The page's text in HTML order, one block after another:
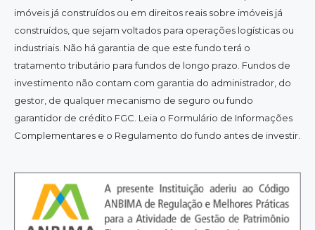
imóveis já construídos ou em direitos reais sobre imóveis já
construídos, que sejam voltados para operações logísticas ou
industriais. Não há garantia de que este fundo terá o
tratamento tributário para fundos de longo prazo. Fundos de
investimento não contam com garantia do administrador, do
gestor, de qualquer mecanismo de seguro ou fundo
garantidor de crédito FGC. Leia o Formulário de Informações
Complementares e o Regulamento do fundo antes de investir.